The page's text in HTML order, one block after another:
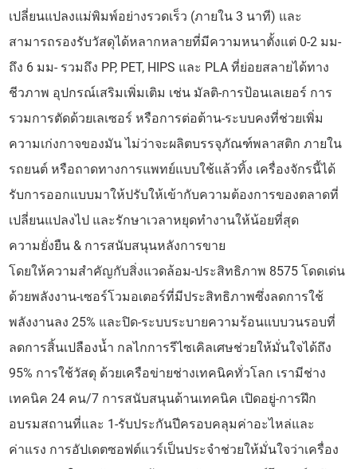
เปลี่ยนแปลงแม่พิมพ์อย่างรวดเร็ว (ภายใน 3 นาที) และ
สามารถรองรับวัสดุได้หลากหลายที่มีความหนาตั้งแต่ 0-2 มม-
ถึง 6 มม- รวมถึง PP, PET, HIPS และ PLA ที่ย่อยสลายได้ทาง
ชีวภาพ อุปกรณ์เสริมเพิ่มเติม เช่น มัลติ-การป้อนเลเยอร์ การ
รวมการตัดด้วยเลเซอร์ หรือการต่อต้าน-ระบบคงที่ช่วยเพิ่ม
ความเก่งกาจของมัน ไม่ว่าจะผลิตบรรจุภัณฑ์พลาสติก ภายใน
รถยนต์ หรือถาดทางการแพทย์แบบใช้แล้วทิ้ง เครื่องจักรนี้ได้
รับการออกแบบมาให้ปรับให้เข้ากับความต้องการของตลาดที่
เปลี่ยนแปลงไป และรักษาเวลาหยุดทำงานให้น้อยที่สุด
ความยั่งยืน & การสนับสนุนหลังการขาย
โดยให้ความสำคัญกับสิ่งแวดล้อม-ประสิทธิภาพ 8575 โดดเด่น
ด้วยพลังงาน-เซอร์โวมอเตอร์ที่มีประสิทธิภาพซึ่งลดการใช้
พลังงานลง 25% และปิด-ระบบระบายความร้อนแบบวนรอบที่
ลดการสิ้นเปลืองน้ำ กลไกการรีไซเคิลเศษช่วยให้มั่นใจได้ถึง
95% การใช้วัสดุ ด้วยเครือข่ายช่างเทคนิคทั่วโลก เรามีช่าง
เทคนิค 24 คน/7 การสนับสนุนด้านเทคนิค เปิดอยู่-การฝึก
อบรมสถานที่และ 1-รับประกันปีครอบคลุมค่าอะไหล่และ
ค่าแรง การอัปเดตซอฟต์แวร์เป็นประจำช่วยให้มั่นใจว่าเครื่อง